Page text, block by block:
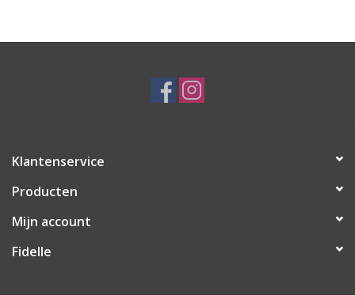
Klantenservice
Producten
Mijn account
Fidelle